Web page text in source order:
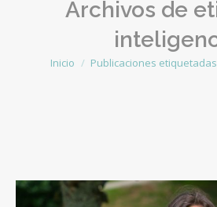
Archivos de
Estás aquí:
Inicio Publicaciones